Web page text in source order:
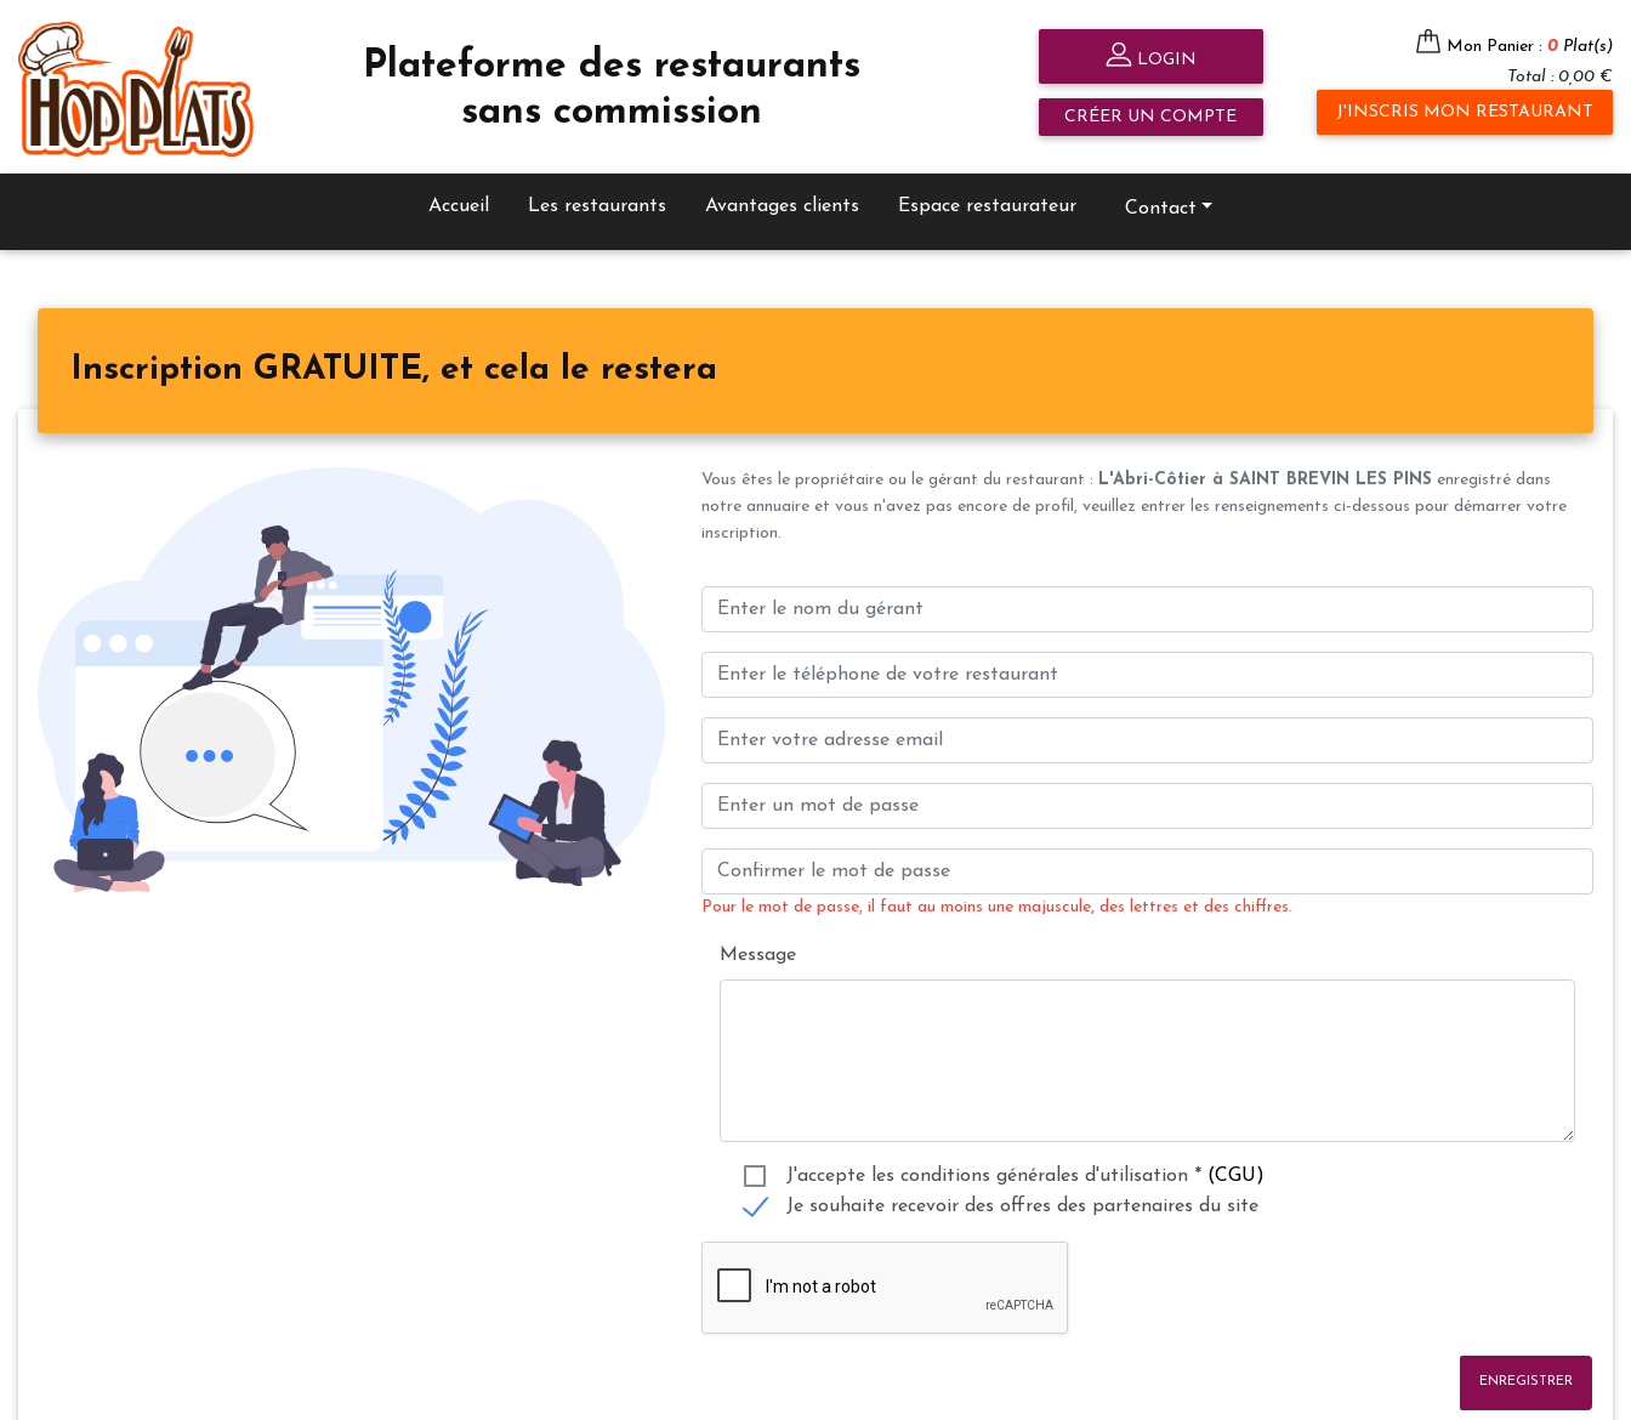
Plateforme des restaurants
sans commission
LOGIN
CRÉER UN COMPTE
Mon Panier : 0 Plat(s)
Total : 0,00 €
J'INSCRIS MON RESTAURANT
Accueil Les restaurants Avantages clients Espace restaurateur Contact
Inscription GRATUITE, et cela le restera
Vous êtes le propriétaire ou le gérant du restaurant : L'Abri-Côtier à SAINT BREVIN LES PINS enregistré dans
notre annuaire et vous n'avez pas encore de profil, veuillez entrer les renseignements ci-dessous pour démarrer votre
inscription.
Pour le mot de passe, il faut au moins une majuscule, des lettres et des chiffres.
Message
J'accepte les conditions générales d'utilisation * (CGU)
Je souhaite recevoir des offres des partenaires du site
ENREGISTRER